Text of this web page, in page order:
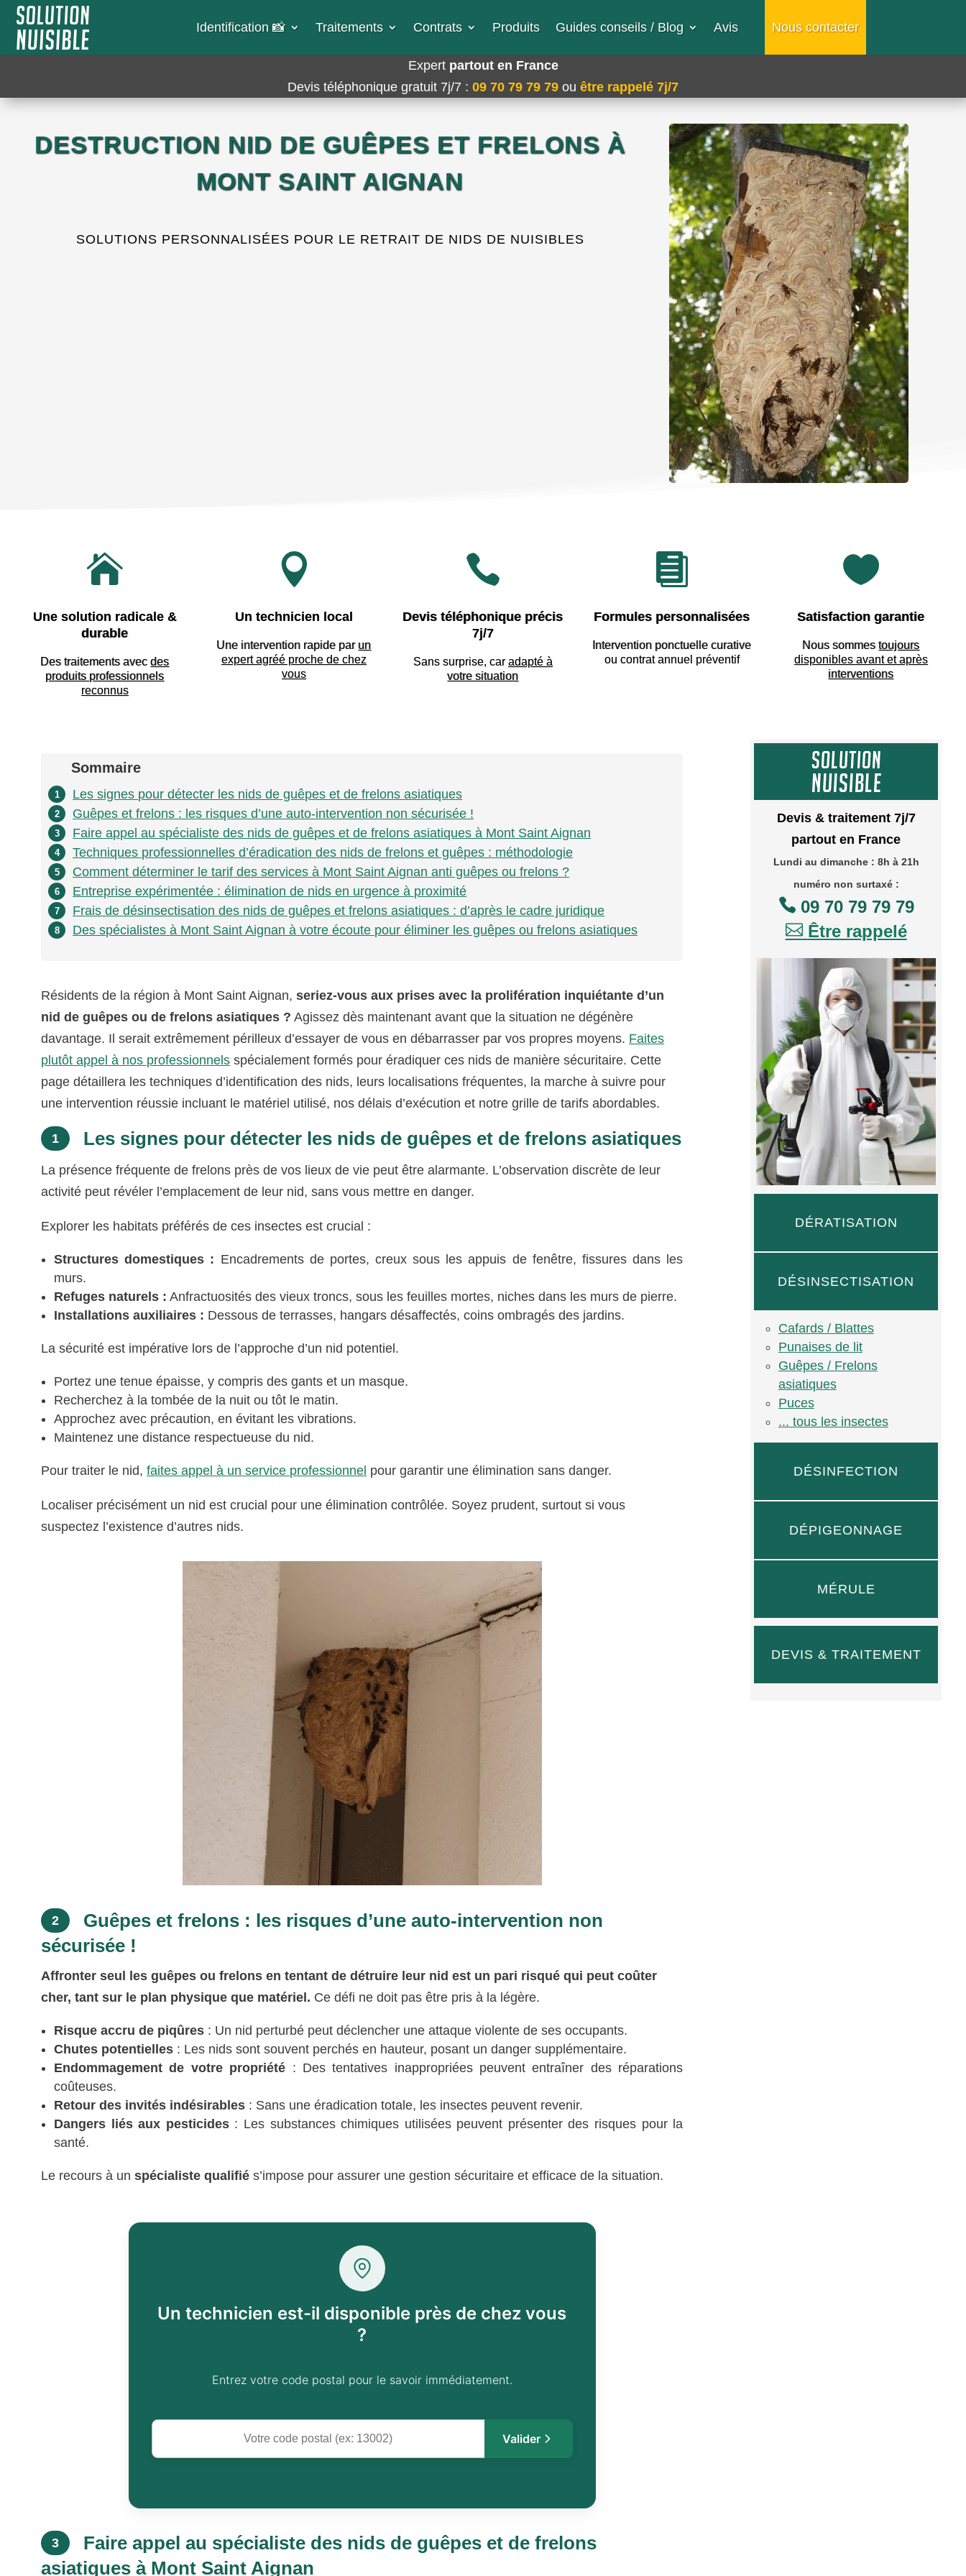
Identification 📸​ Traitements Contrats Produits Guides conseils / Blog Avis Nous contacter
Expert partout en France
Devis téléphonique gratuit 7j/7 : 09 70 79 79 79 ou être rappelé 7j/7
DESTRUCTION NID DE GUÊPES ET FRELONS À
MONT SAINT AIGNAN
SOLUTIONS PERSONNALISÉES POUR LE RETRAIT DE NIDS DE NUISIBLES

Une solution radicale &
durable
Des traitements avecdes
produits professionnels
reconnus

Un technicien local
Une intervention rapide par un
expert agréé proche de chez
vous

Devis téléphonique précis
7j/7
Sans surprise, car adapté à
votre situation

Formules personnalisées
Intervention ponctuelle curative
ou contrat annuel préventif

Satisfaction garantie
Nous sommestoujours
disponibles avant et après
interventions
Sommaire
1 Les signes pour détecter les nids de guêpes et de frelons asiatiques
2 Guêpes et frelons : les risques d’une auto-intervention non sécurisée !
3 Faire appel au spécialiste des nids de guêpes et de frelons asiatiques à Mont Saint Aignan
4 Techniques professionnelles d’éradication des nids de frelons et guêpes : méthodologie
5 Comment déterminer le tarif des services à Mont Saint Aignan anti guêpes ou frelons ?
6 Entreprise expérimentée : élimination de nids en urgence à proximité
7 Frais de désinsectisation des nids de guêpes et frelons asiatiques : d’après le cadre juridique
8 Des spécialistes à Mont Saint Aignan à votre écoute pour éliminer les guêpes ou frelons asiatiques
Résidents de la région à Mont Saint Aignan,seriez-vous aux prises avec la prolifération inquiétante d’un
nid de guêpes ou de frelons asiatiques ? Agissez dès maintenant avant que la situation ne dégénère
davantage. Il serait extrêmement périlleux d’essayer de vous en débarrasser par vos propres moyens. Faites
plutôt appel à nos professionnels spécialement formés pour éradiquer ces nids de manière sécuritaire. Cette
page détaillera les techniques d’identification des nids, leurs localisations fréquentes, la marche à suivre pour
une intervention réussie incluant le matériel utilisé, nos délais d’exécution et notre grille de tarifs abordables.
1 Les signes pour détecter les nids de guêpes et de frelons asiatiques
La présence fréquente de frelons près de vos lieux de vie peut être alarmante. L’observation discrète de leur
activité peut révéler l’emplacement de leur nid, sans vous mettre en danger.
Explorer les habitats préférés de ces insectes est crucial :
Structures domestiques : Encadrements de portes, creux sous les appuis de fenêtre, fissures dans les
murs.
Refuges naturels : Anfractuosités des vieux troncs, sous les feuilles mortes, niches dans les murs de pierre.
Installations auxiliaires : Dessous de terrasses, hangars désaffectés, coins ombragés des jardins.
La sécurité est impérative lors de l’approche d’un nid potentiel.
Portez une tenue épaisse, y compris des gants et un masque.
Recherchez à la tombée de la nuit ou tôt le matin.
Approchez avec précaution, en évitant les vibrations.
Maintenez une distance respectueuse du nid.
Pour traiter le nid,faites appel à un service professionnel pour garantir une élimination sans danger.
Localiser précisément un nid est crucial pour une élimination contrôlée. Soyez prudent, surtout si vous
suspectez l’existence d’autres nids.
2
Guêpes et frelons : les risques d’une auto-intervention non
sécurisée !
Affronter seul les guêpes ou frelons en tentant de détruire leur nid est un pari risqué qui peut coûter
cher, tant sur le plan physique que matériel. Ce défi ne doit pas être pris à la légère.
Risque accru de piqûres : Un nid perturbé peut déclencher une attaque violente de ses occupants.
Chutes potentielles : Les nids sont souvent perchés en hauteur, posant un danger supplémentaire.
Endommagement de votre propriété : Des tentatives inappropriées peuvent entraîner des réparations
coûteuses.
Retour des invités indésirables : Sans une éradication totale, les insectes peuvent revenir.
Dangers liés aux pesticides: Les substances chimiques utilisées peuvent présenter des risques pour la
santé.
Le recours à unspécialiste qualifié s’impose pour assurer une gestion sécuritaire et efficace de la situation.
Un technicien est-il disponible près de chez vous
?
Entrez votre code postal pour le savoir immédiatement.
Valider
3
Faire appel au spécialiste des nids de guêpes et de frelons
asiatiques à Mont Saint Aignan
Devis & traitement 7j/7
partout en France
Lundi au dimanche : 8h à 21h
numéro non surtaxé :
09 70 79 79 79
 Être rappelé
DÉRATISATION
DÉSINSECTISATION
Cafards / Blattes
Punaises de lit
Guêpes / Frelons
asiatiques
Puces
... tous les insectes
DÉSINFECTION
DÉPIGEONNAGE
MÉRULE
DEVIS & TRAITEMENT